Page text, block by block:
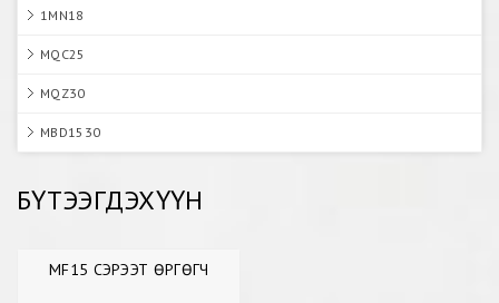
1MN18
MQC25
MQZ30
MBD1530
БҮТЭЭГДЭХҮҮН
MF15 СЭРЭЭТ ӨРГӨГЧ